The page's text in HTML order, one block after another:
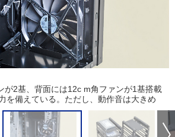
が2基、背面には12c m角ファンが1基搭載
を備えている。ただし、動作音は大きめ